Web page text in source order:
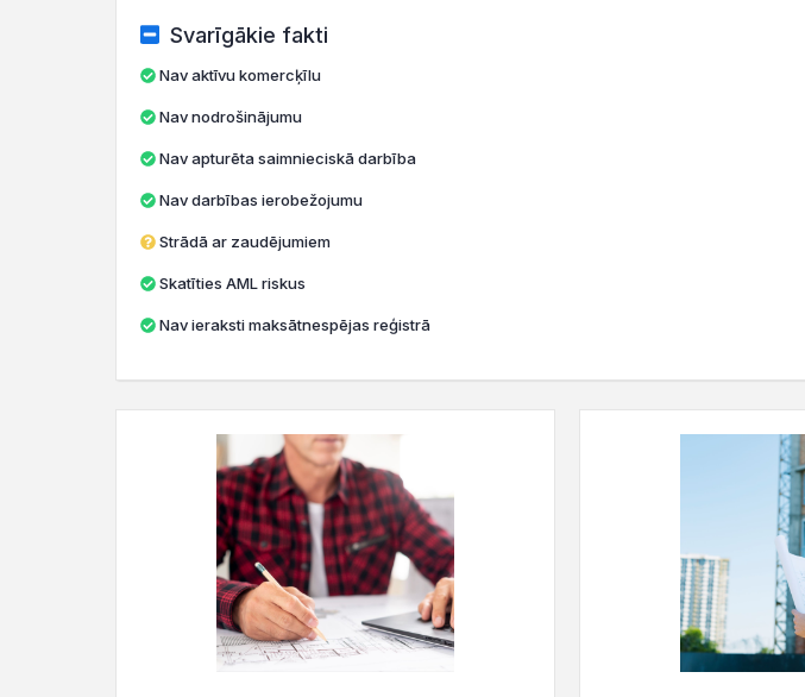
Svarīgākie fakti
Nav aktīvu komercķīlu
Nav nodrošinājumu
Nav apturēta saimnieciskā darbība
Nav darbības ierobežojumu
Strādā ar zaudējumiem
Skatīties AML riskus
Nav ieraksti maksātnespējas reģistrā